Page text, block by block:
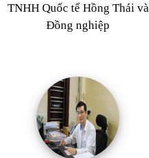
TNHH Quốc tế Hồng Thái và
Đồng nghiệp